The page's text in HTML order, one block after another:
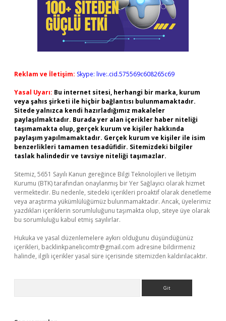
Reklam ve İletişim: Skype: live:.cid.575569c608265c69
Yasal Uyarı: Bu internet sitesi, herhangi bir marka, kurum
veya şahıs şirketi ile hiçbir bağlantısı bulunmamaktadır.
Sitede yalnızca kendi hazırladığımız makaleler
paylaşılmaktadır. Burada yer alan içerikler haber niteliği
taşımamakta olup, gerçek kurum ve kişiler hakkında
paylaşım yapılmamaktadır. Gerçek kurum ve kişiler ile isim
benzerlikleri tamamen tesadüfidir. Sitemizdeki bilgiler
taslak halindedir ve tavsiye niteliği taşımazlar.
Sitemiz, 5651 Sayılı Kanun gereğince Bilgi Teknolojileri ve İletişim
Kurumu (BTK) tarafından onaylanmış bir Yer Sağlayıcı olarak hizmet
vermektedir. Bu nedenle, sitedeki içerikleri proaktif olarak denetleme
veya araştırma yükümlülüğümüz bulunmamaktadır. Ancak, üyelerimiz
yazdıkları içeriklerin sorumluluğunu taşımakta olup, siteye üye olarak
bu sorumluluğu kabul etmiş sayılırlar.
Hukuka ve yasal düzenlemelere aykırı olduğunu düşündüğünüz
içerikleri, backlinkpanelicomtr@gmail.com adresine bildirmeniz
halinde, ilgili içerikler yasal süre içerisinde sitemizden kaldırılacaktır.